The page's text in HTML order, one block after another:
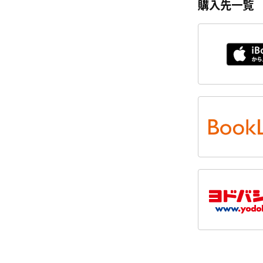
購入先一覧